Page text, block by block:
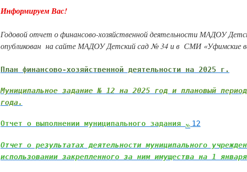
Информируем Вас!
Годовой отчет о финансово-хозяйственной деятельности МАДОУ
опубликован на сайте МАДОУ Детский сад № 34 и в СМИ «Уфимские
План финансово-хозяйственной деятельности на 2025 г.
Муниципальное задание № 12 на 2025 год и плановый
года.
Отчет о выполнении муниципального задания № 12
Отчет о результатах деятельности муниципального
использовании закрепленного за ним имущества на 1